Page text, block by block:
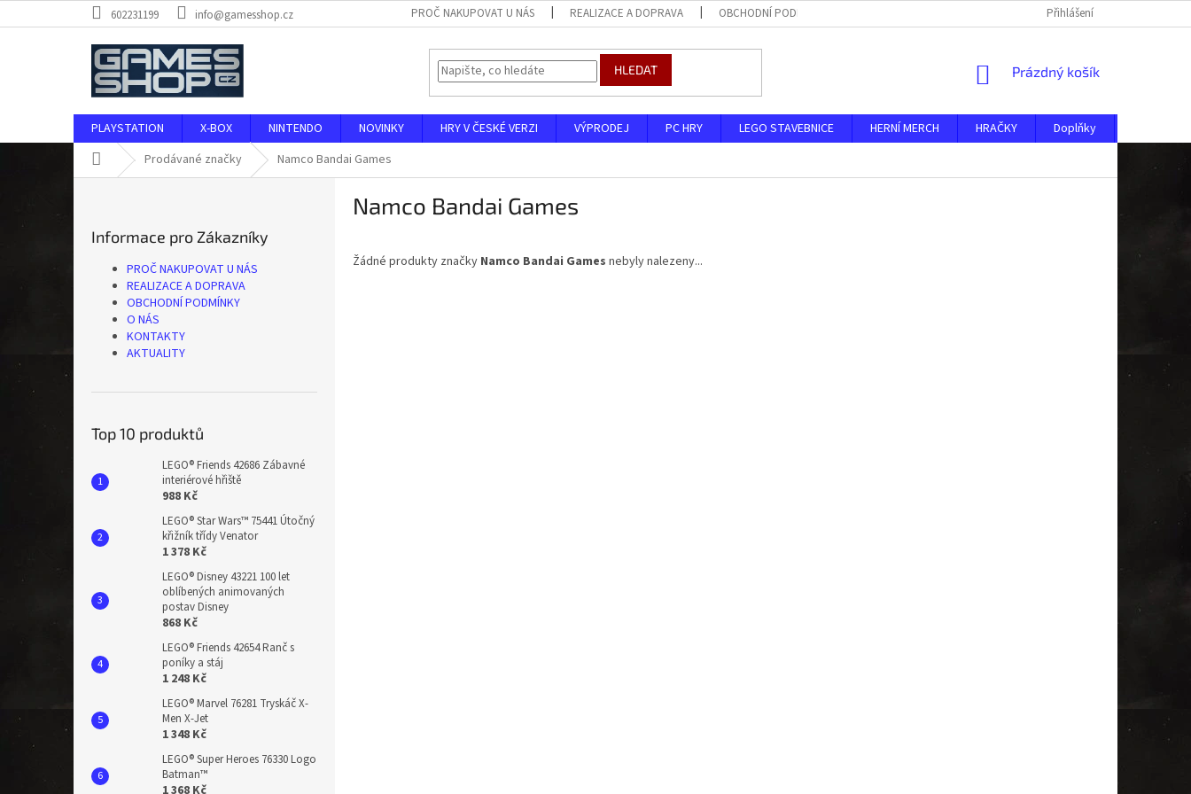
na
602231199 info@gamesshop.cz PROČ NAKUPOVAT U NÁS REALIZACE A DOPRAVA OBCHODNÍ PODMÍNKY AKTUALITYPřihlášení
HLEDAT
NÁKUPNÍ
Prázdný košík
PLAYSTATION X-BOX NINTENDO NOVINKY HRY V ČESKÉ VERZI VÝPRODEJ PC HRY LEGO STAVEBNICE HERNÍ MERCH HRAČKY Doplňky
Domů Prodávané značky Namco Bandai Games
Informace pro Zákazníky
PROČ NAKUPOVAT U NÁS
REALIZACE A DOPRAVA
OBCHODNÍ PODMÍNKY
O NÁS
KONTAKTY
AKTUALITY
Top 10 produktů
LEGO® Friends 42686 Zábavné
interiérové hřiště
988 Kč
LEGO® Star Wars™ 75441 Útočný
křižník třídy Venator
1 378 Kč
LEGO® Disney 43221 100 let
oblíbených animovaných
postav Disney
868 Kč
LEGO® Friends 42654 Ranč s
poníky a stáj
1 248 Kč
LEGO® Marvel 76281 Tryskáč X-
Men X-Jet
1 348 Kč
LEGO® Super Heroes 76330 Logo
Batman™
1 368 Kč
Namco Bandai Games
Žádné produkty značky Namco Bandai Games nebyly nalezeny...